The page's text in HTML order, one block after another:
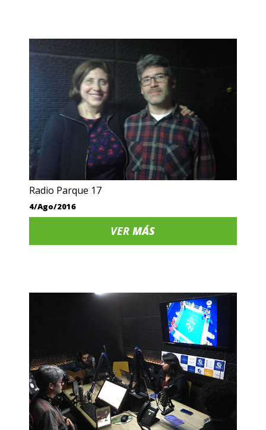
Radio Parque 17
4/Ago/2016
VERMÁS